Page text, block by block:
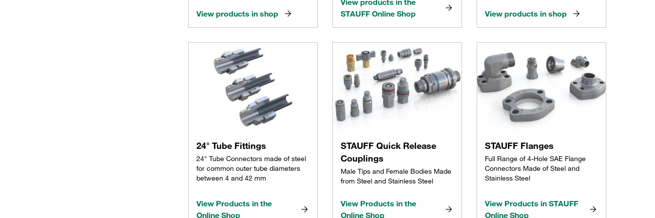
View products in shop
STAUFF Online Shop
View products in shop
24° Tube Fittings
24° Tube Connectors made of steel
for common outer tube diameters
between 4 and 42 mm
View Products in the
Online Shop
STAUFF Quick Release
Couplings
Male Tips and Female Bodies Made
from Steel and Stainless Steel
View Products in the
Online Shop
STAUFF Flanges
Full Range of 4-Hole SAE Flange
Connectors Made of Steel and
Stainless Steel
View Products in STAUFF
Online Shop